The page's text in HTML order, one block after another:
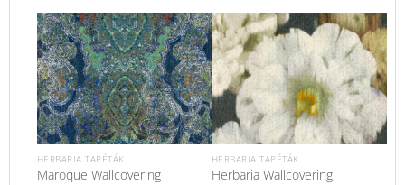
HERBARIA TAPÉTÁK
Maroque Wallcovering
HERBARIA TAPÉTÁK
Herbaria Wallcovering